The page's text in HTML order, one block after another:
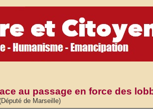
au passage en force des
de Marseille)